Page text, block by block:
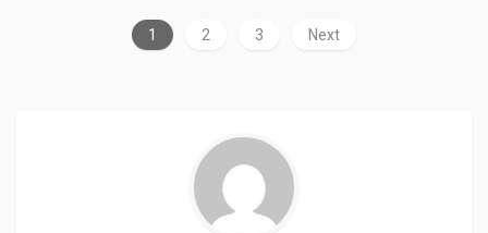
1 2 3 Next